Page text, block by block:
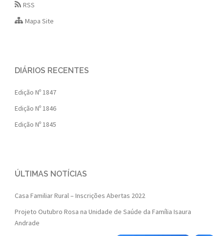
RSS
Mapa Site
DIÁRIOS RECENTES
Edição Nº 1847
Edição Nº 1846
Edição Nº 1845
ÚLTIMAS NOTÍCIAS
Casa Familiar Rural – Inscrições Abertas 2022
Projeto Outubro Rosa na Unidade de Saúde da Família Isaura
Andrade